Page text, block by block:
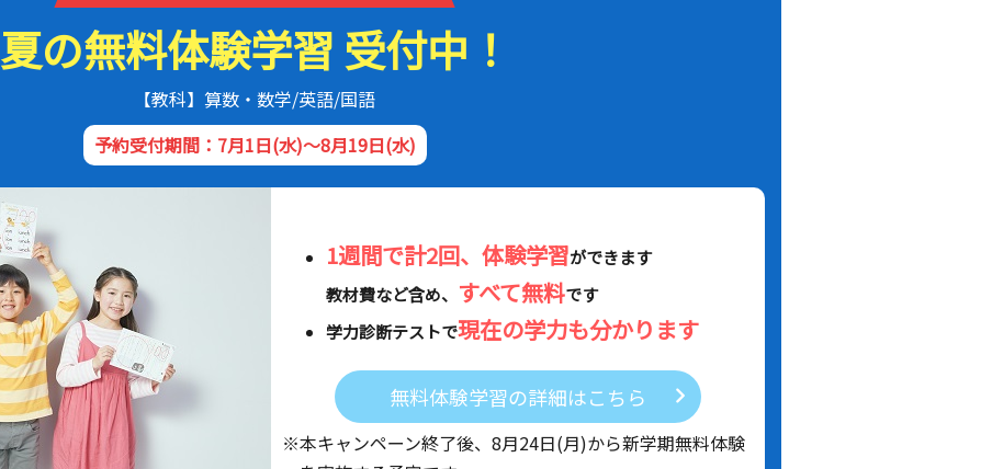
夏の無料体験学習 受付中！
【教科】算数・数学/英語/国語
予約受付期間：7月1日(水)～8月19日(水)
1週間で計2回、体験学習ができます
教材費など含め、 すべて無料です
学力診断テストで現在の学力も分かります
無料体験学習の詳細はこちら
※本キャンペーン終了後、 8月24日(月)から新学期無料体験